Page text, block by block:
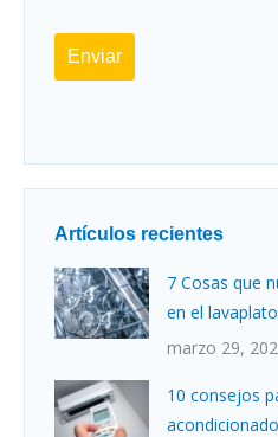
Enviar
Artículos recientes
7 Cosas que
en el
marzo 29,
10 consejos
acondicionado